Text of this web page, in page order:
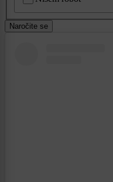
Naročite se